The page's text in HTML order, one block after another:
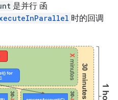
是并行 函
时的回调